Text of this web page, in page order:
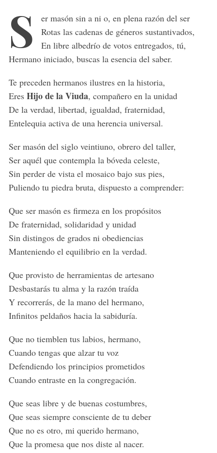
S
er masón sin a ni o, en plena razón del ser
Rotas las cadenas de géneros sustantivados,
En libre albedrío de votos entregados, tú,
Hermano iniciado, buscas la esencia del saber.
Te preceden hermanos ilustres en la historia,
Eres Hijo de la Viuda, compañero en la unidad
De la verdad, libertad, igualdad, fraternidad,
Entelequia activa de una herencia universal.
Ser masón del siglo veintiuno, obrero del taller,
Ser aquél que contempla la bóveda celeste,
Sin perder de vista el mosaico bajo sus pies,
Puliendo tu piedra bruta, dispuesto a comprender:
Que ser masón es firmeza en los propósitos
De fraternidad, solidaridad y unidad
Sin distingos de grados ni obediencias
Manteniendo el equilibrio en la verdad.
Que provisto de herramientas de artesano
Desbastarás tu alma y la razón traída
Y recorrerás, de la mano del hermano,
Infinitos peldaños hacia la sabiduría.
Que no tiemblen tus labios, hermano,
Cuando tengas que alzar tu voz
Defendiendo los principios prometidos
Cuando entraste en la congregación.
Que seas libre y de buenas costumbres,
Que seas siempre consciente de tu deber
Que no es otro, mi querido hermano,
Que la promesa que nos diste al nacer.